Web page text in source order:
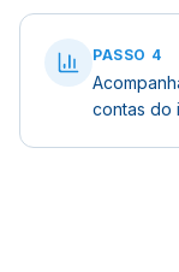
PASSO 4
contas do